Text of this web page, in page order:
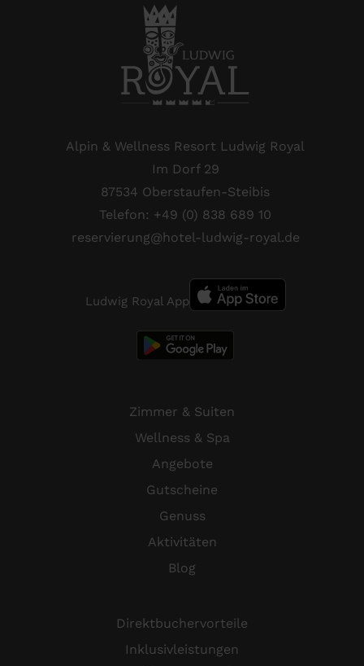
Alpin & Wellness Resort Ludwig Royal
Im Dorf 29
87534 Oberstaufen-Steibis
Telefon: +49 (0) 838 689 10
reservierung@hotel-ludwig-royal.de
Ludwig Royal App
Zimmer & Suiten
Wellness & Spa
Angebote
Gutscheine
Genuss
Aktivitäten
Blog
Direktbuchervorteile
Inklusivleistungen